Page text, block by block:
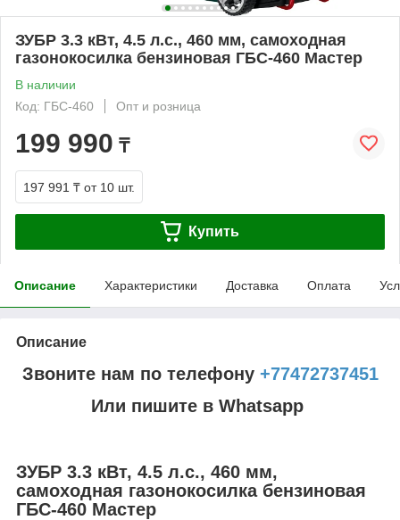
ЗУБР 3.3 кВт, 4.5 л.с., 460 мм, самоходная
газонокосилка бензиновая ГБС-460 Мастер
В наличии
Код: ГБС-460
Опт и розница
199 990 ₸
197 991 ₸ от 10 шт.
Купить
Описание Характеристики Доставка Оплата
Описание
Звоните нам по телефону +77472737451
Или пишите в Whatsapp
ЗУБР 3.3 кВт, 4.5 л.с., 460 мм,
самоходная газонокосилка бензиновая
ГБС-460 Мастер